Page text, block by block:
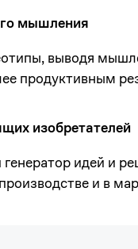
мышления
выводя
продуктивным
изобретателей
идей и
и в